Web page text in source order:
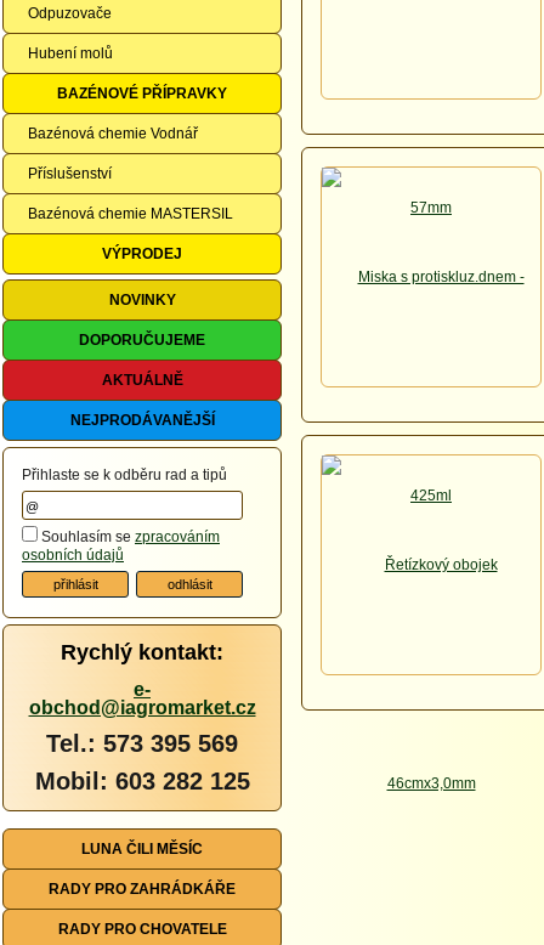
Odpuzovače
Hubení molů
BAZÉNOVÉ PŘÍPRAVKY
Bazénová chemie Vodnář
Příslušenství
Bazénová chemie MASTERSIL
VÝPRODEJ
NOVINKY
DOPORUČUJEME
AKTUÁLNĚ
NEJPRODÁVANĚJŠÍ
Přihlaste se k odběru rad a tipů
Souhlasím se zpracováním
osobních údajů
Rychlý kontakt:
e-
obchod@iagromarket.cz
Tel.: 573 395 569
Mobil: 603 282 125
LUNA ČILI MĚSÍC
RADY PRO ZAHRÁDKÁŘE
RADY PRO CHOVATELE